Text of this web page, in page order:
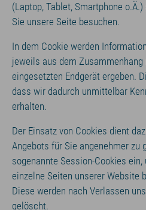
(Laptop, Tablet, Smartphone
Sie unsere Seite besuchen.
In dem Cookie werden
jeweils aus dem
eingesetzten Endgerät ergeben.
dass wir dadurch unmittelbar
erhalten.
Der Einsatz von Cookies dient
Angebots für Sie angenehmer zu
sogenannte Session-Cookies
einzelne Seiten unserer Website
Diese werden nach Verlassen
gelöscht.